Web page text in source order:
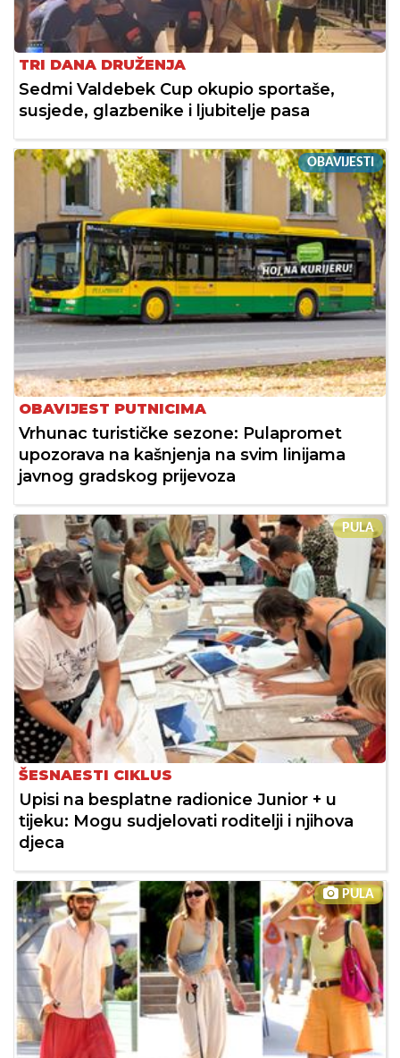
TRI DANA DRUŽENJA
Sedmi Valdebek Cup okupio sportaše,
susjede, glazbenike i ljubitelje pasa
OBAVIJESTI
OBAVIJEST PUTNICIMA
Vrhunac turističke sezone: Pulapromet
upozorava na kašnjenja na svim linijama
javnog gradskog prijevoza
PULA
ŠESNAESTI CIKLUS
Upisi na besplatne radionice Junior + u
tijeku: Mogu sudjelovati roditelji i njihova
djeca
PULA